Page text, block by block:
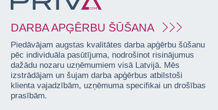
DARBA APĢĒRBU ŠŪŠANA
Piedāvājam augstas kvalitātes darba apģērbu šūšanu
pēc individuāla pasūtījuma, nodrošinot risinājumus
dažādu nozaru uzņēmumiem visā Latvijā. Mēs
izstrādājam un šujam darba apģērbus atbilstoši
klienta vajadzībām, uzņēmuma specifikai un drošības
prasībām.